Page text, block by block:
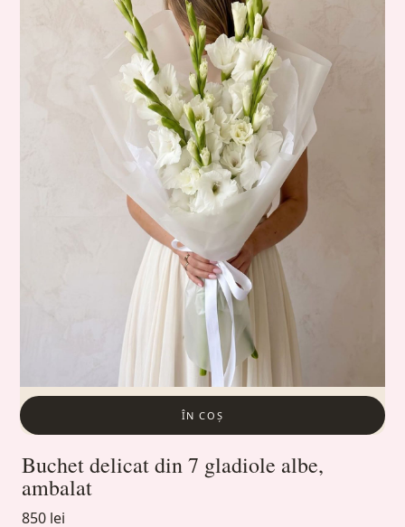
ÎN COȘ
Buchet delicat din 7 gladiole albe,
ambalat
850 lei